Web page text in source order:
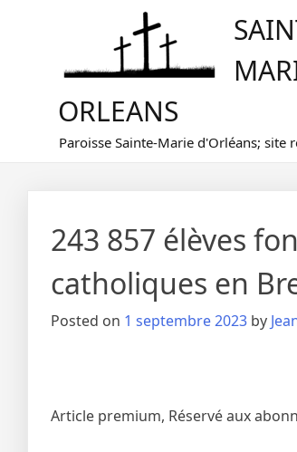
ORLEANS
Paroisse Sainte-Marie d'Orléans; site
243 857 élèves
catholiques en
Posted on 1 septembre 2023 by
Article premium, Réservé aux